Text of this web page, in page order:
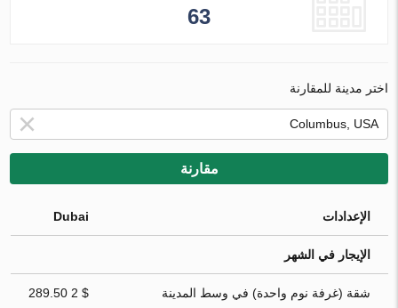
63
اختر مدينة للمقارنة
مقارنة
الإعدادات Dubai
الإيجار في الشهر
شقة (غرفة نوم واحدة) في وسط المدينة $ 2 289.50